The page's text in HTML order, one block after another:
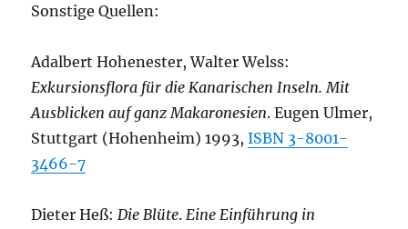
Sonstige Quellen:
Adalbert Hohenester, Walter Welss:
Exkursionsflora für die Kanarischen Inseln. Mit
Ausblicken auf ganz Makaronesien. Eugen Ulmer,
Stuttgart (Hohenheim) 1993,ISBN 3-8001-
3466-7
Dieter Heß: Die Blüte. Eine Einführung in